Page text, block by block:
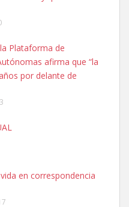
Y LOPEZ
PERDIDO HOY
MUY ASUSTADIZO
asustada tiene miedo a la
Plataforma de
afirma que “la
por delante de
en correspondencia